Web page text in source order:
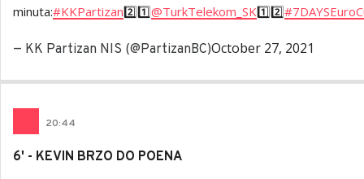
minuta:#KKPartizan2️⃣1️⃣@TurkTelekom_SK1️⃣2️⃣
— KK Partizan NIS (@PartizanBC)October 27, 2021
20:44
6' - KEVIN BRZO DO POENA